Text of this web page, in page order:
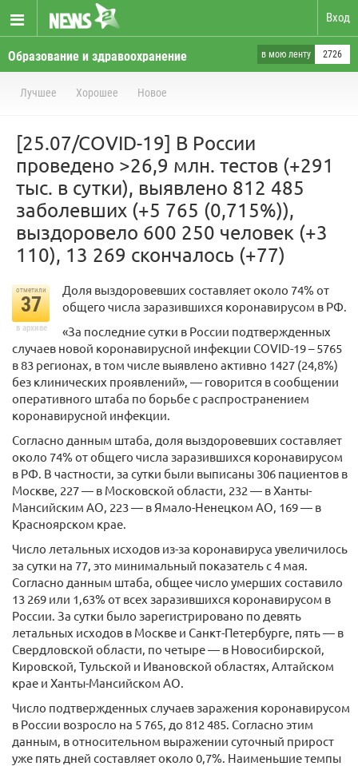
Вход
Образование и здравоохранение в мою ленту 2726
Лучшее Хорошее Новое
[25.07/COVID-19] В России
проведено >26,9 млн. тестов (+291
тыс. в сутки), выявлено 812 485
заболевших (+5 765 (0,715%)),
выздоровело 600 250 человек (+3
110), 13 269 скончалось (+77)
отметили
37
в архиве
Доля выздоровевших составляет около 74% от
общего числа заразившихся коронавирусом в РФ.
«За последние сутки в России подтвержденных
случаев новой коронавирусной инфекции COVID-19 – 5765
в 83 регионах, в том числе выявлено активно 1427 (24,8%)
без клинических проявлений», — говорится в сообщении
оперативного штаба по борьбе с распространением
коронавирусной инфекции.
Согласно данным штаба, доля выздоровевших составляет
около 74% от общего числа заразившихся коронавирусом
в РФ. В частности, за сутки были выписаны 306 пациентов в
Москве, 227 — в Московской области, 232 — в Ханты-
Мансийским АО, 223 — в Ямало-Ненецком АО, 169 — в
Красноярском крае.
Число летальных исходов из-за коронавируса увеличилось
за сутки на 77, это минимальный показатель с 4 мая.
Согласно данным штаба, общее число умерших составило
13 269 или 1,63% от всех заразившихся коронавирусом в
России. За сутки было зарегистрировано по девять
летальных исходов в Москве и Санкт-Петербурге, пять — в
Свердловской области, по четыре — в Новосибирской,
Кировской, Тульской и Ивановской областях, Алтайском
крае и Ханты-Мансийском АО.
Число подтвержденных случаев заражения коронавирусом
в России возросло на 5 765, до 812 485. Согласно этим
данным, в относительном выражении суточный прирост
уже пять дней составляет около 0,7%. Наименьшие темпы